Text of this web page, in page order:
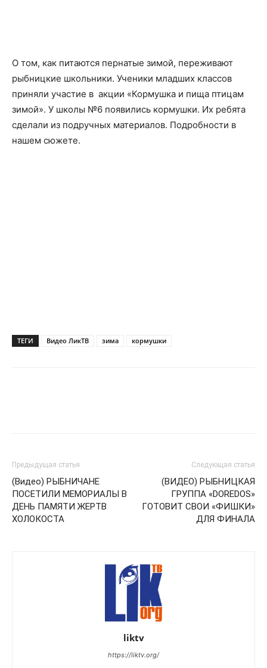
О том, как питаются пернатые зимой, переживают
рыбницкие школьники. Ученики младших классов
приняли участие в акции «Кормушка и пища птицам
зимой». У школы №6 появились кормушки. Их ребята
сделали из подручных материалов. Подробности в
нашем сюжете.
ТЕГИ Видео ЛикТВ зима кормушки
Предыдущая статья
(Видео) РЫБНИЧАНЕ
ПОСЕТИЛИ МЕМОРИАЛЫ В
ДЕНЬ ПАМЯТИ ЖЕРТВ
ХОЛОКОСТА
Следующая статья
(ВИДЕО) РЫБНИЦКАЯ
ГРУППА «DOREDOS»
ГОТОВИТ СВОИ «ФИШКИ»
ДЛЯ ФИНАЛА
liktv
https://liktv.org/